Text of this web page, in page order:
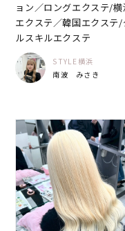
ョン／ロングエクステ/横
エクステ／韓国エクステ/
ルスキルエクステ
STYLE横浜
南波 みさき